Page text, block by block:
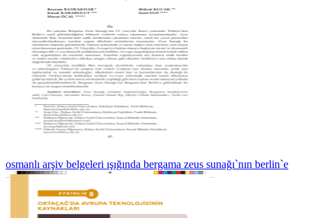
osmanlı arşiv belgeleri ışığında bergama zeus sunağı`nın berlin`e